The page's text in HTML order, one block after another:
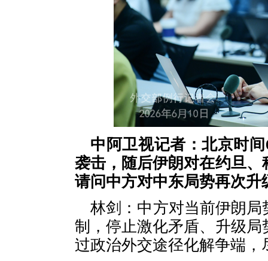
中阿卫视记者：北京时
袭击，随后伊朗对在约旦
请问中方对中东局势再次升
林剑：中方对当前伊朗
制，停止激化矛盾、升级
过政治外交途径化解争端